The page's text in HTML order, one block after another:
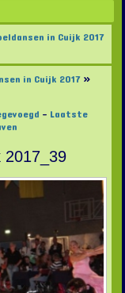
in Cuijk 2017
in Cuijk 2017»
- Laatste
2017_39